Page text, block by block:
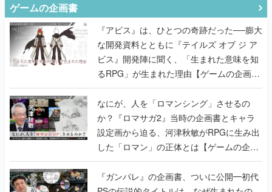
ゲームの企画書
『アビス』は、ひとつの奇跡だった──膨大
な開発資料とともに『テイルズ オブ ジ ア
ビス』開発陣に聞く、「生まれた意味を知
るRPG」が生まれた理由【ゲームの企画
書】
なにが、人を「ロマンシング」させるの
か？『ロマサガ2』当時の企画書とキャラ
設定画から迫る、河津秋敏がRPGに生み出
した「ロマン」の正体とは【ゲームの企画
書】
『ガンパレ』の企画書、ついに公開━初代